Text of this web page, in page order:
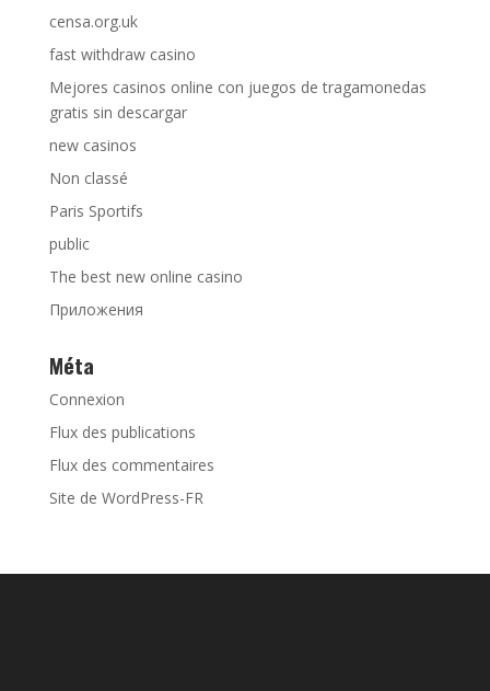
censa.org.uk
fast withdraw casino
Mejores casinos online con juegos de tragamonedas
gratis sin descargar
new casinos
Non classé
Paris Sportifs
public
The best new online casino
Приложения
Méta
Connexion
Flux des publications
Flux des commentaires
Site de WordPress-FR